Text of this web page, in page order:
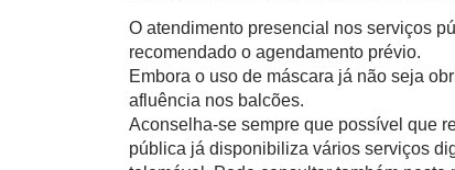
O atendimento presencial nos serviços
recomendado o agendamento prévio.
Embora o uso de máscara já não seja
afluência nos balcões.
Aconselha-se sempre que possível que
pública já disponibiliza vários serviços